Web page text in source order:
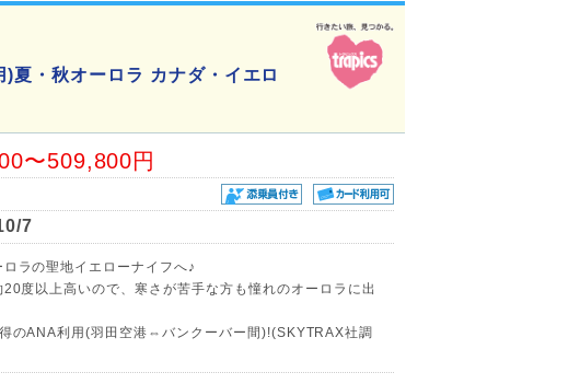
・秋オーロラ カナダ・イエロ
〜509,800円
7
ラの聖地イエローナイフへ♪
度以上高いので、寒さが苦手な方も憧れのオーロラに出
のANA利用(羽田空港⇔バンクーバー間)!(SKYTRAX社調